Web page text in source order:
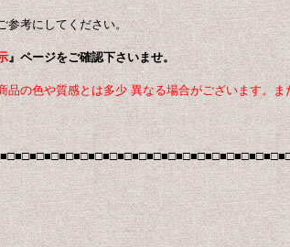
参考にしてください。
』ページをご確認下さいませ。
の色や質感とは多少 異なる場合がございます。ま